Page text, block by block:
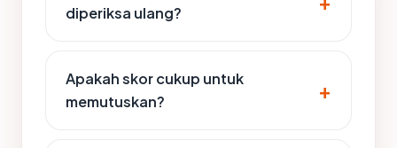
diperiksa ulang?
Apakah skor cukup untuk
memutuskan?